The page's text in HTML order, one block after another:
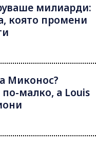
милиарди:
която промени
Миконос?
по-малко, а Louis